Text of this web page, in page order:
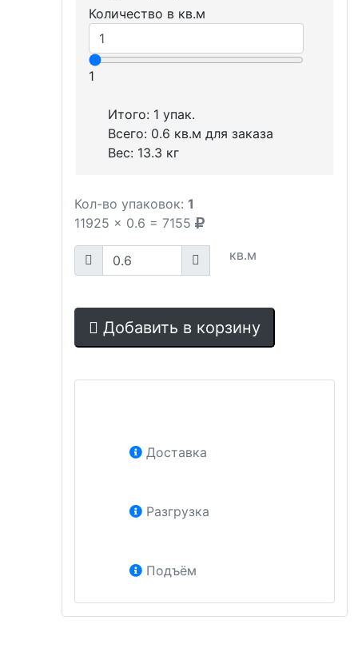
Количество в кв.м
1
Итого: 1 упак.
Всего: 0.6 кв.м для заказа
Вес: 13.3 кг
Кол-во упаковок: 1
11925 x 0.6 = 7155
кв.м
Добавить в корзину
Доставка
Разгрузка
Подъём